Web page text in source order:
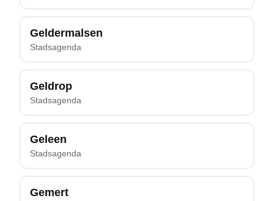
Geldermalsen
Stadsagenda
Geldrop
Stadsagenda
Geleen
Stadsagenda
Gemert